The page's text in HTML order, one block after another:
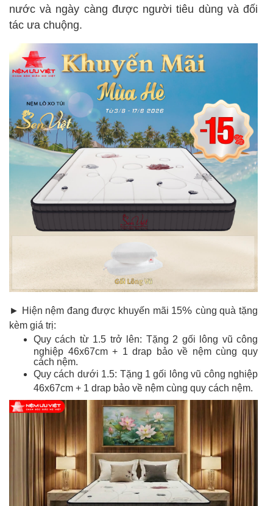
nước và ngày càng được người tiêu dùng và đối
tác ưa chuộng.
► Hiện nệm đang được khuyến mãi 15% cùng quà tặng
kèm giá trị:
Quy cách từ 1.5 trở lên: Tặng 2 gối lông vũ công
nghiệp 46x67cm + 1 drap bảo về nệm cùng quy
cách nệm.
Quy cách dưới 1.5: Tặng 1 gối lông vũ công nghiệp
46x67cm + 1 drap bảo về nệm cùng quy cách nệm.